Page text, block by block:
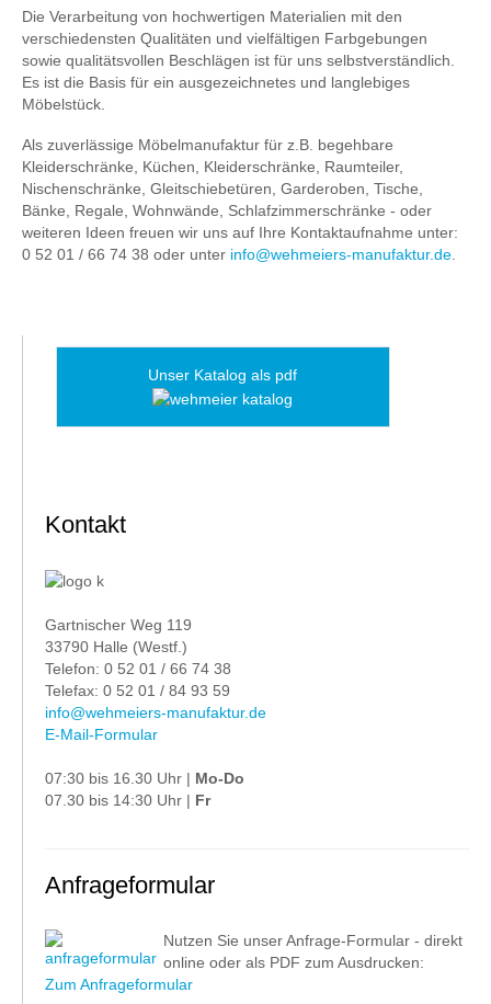
Die Verarbeitung von hochwertigen Materialien mit den
verschiedensten Qualitäten und vielfältigen Farbgebungen
sowie qualitätsvollen Beschlägen ist für uns selbstverständlich.
Es ist die Basis für ein ausgezeichnetes und langlebiges
Möbelstück.
Als zuverlässige Möbelmanufaktur für z.B. begehbare
Kleiderschränke, Küchen, Kleiderschränke, Raumteiler,
Nischenschränke, Gleitschiebetüren, Garderoben, Tische,
Bänke, Regale, Wohnwände, Schlafzimmerschränke - oder
weiteren Ideen freuen wir uns auf Ihre Kontaktaufnahme unter:
0 52 01 / 66 74 38 oder unter info@wehmeiers-manufaktur.de.
Unser Katalog als pdf
Kontakt
Gartnischer Weg 119
33790 Halle (Westf.)
Telefon: 0 52 01 / 66 74 38
Telefax: 0 52 01 / 84 93 59
info@wehmeiers-manufaktur.de
E-Mail-Formular
07:30 bis 16.30 Uhr | Mo-Do
07.30 bis 14:30 Uhr | Fr
Anfrageformular
Nutzen Sie unser Anfrage-Formular - direkt
online oder als PDF zum Ausdrucken:
Zum Anfrageformular